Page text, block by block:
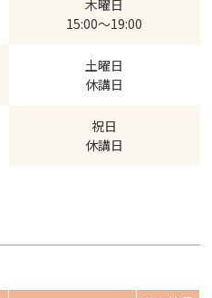
木曜日
15:00～19:00
土曜日
休講日
祝日
休講日